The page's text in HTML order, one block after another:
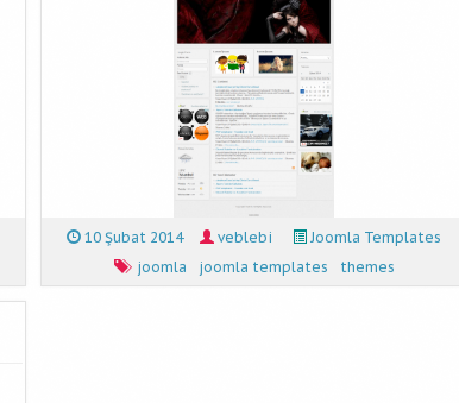
10 Şubat 2014 veblebi
Joomla Templates
joomla
joomla templates themes